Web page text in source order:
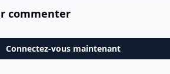
commenter
Connectez-vous maintenant